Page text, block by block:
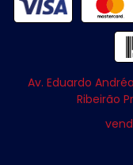
Av. Eduardo
Ribeirão